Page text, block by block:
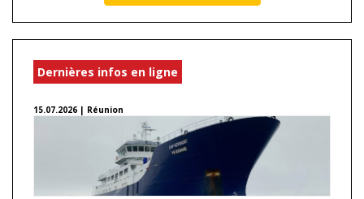
Dernières infos en ligne
15.07.2026 | Réunion